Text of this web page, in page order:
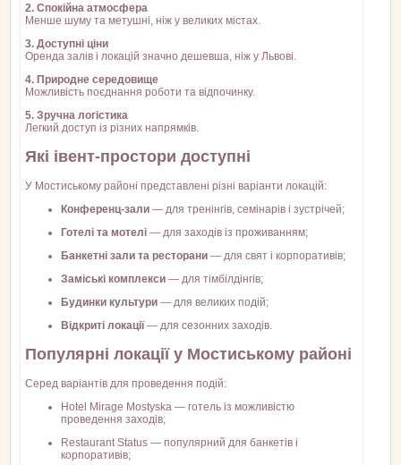
2. Спокійна атмосфера
Менше шуму та метушні, ніж у великих містах.
3. Доступні ціни
Оренда залів і локацій значно дешевша, ніж у Львові.
4. Природне середовище
Можливість поєднання роботи та відпочинку.
5. Зручна логістика
Легкий доступ із різних напрямків.
Які івент-простори доступні
У Мостиському районі представлені різні варіанти локацій:
Конференц-зали — для тренінгів, семінарів і зустрічей;
Готелі та мотелі — для заходів із проживанням;
Банкетні зали та ресторани — для свят і корпоративів;
Заміські комплекси — для тімбілдінгів;
Будинки культури — для великих подій;
Відкриті локації— для сезонних заходів.
Популярні локації у Мостиському районі
Серед варіантів для проведення подій:
Hotel Mirage Mostyska — готель із можливістю
проведення заходів;
Restaurant Status — популярний для банкетів і
корпоративів;